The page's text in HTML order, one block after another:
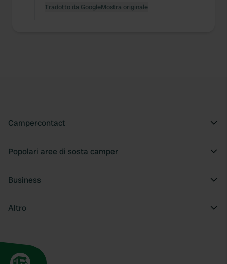
Tradotto da GoogleMostra originale
Campercontact
Popolari aree di sosta camper
Business
Altro